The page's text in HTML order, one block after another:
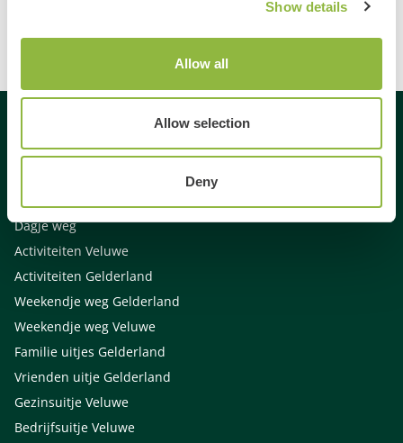
Show details
Allow all
Allow selection
Deny
Gespecialiseerd in
Dagje weg
Activiteiten Veluwe
Activiteiten Gelderland
Weekendje weg Gelderland
Weekendje weg Veluwe
Familie uitjes Gelderland
Vrienden uitje Gelderland
Gezinsuitje Veluwe
Bedrijfsuitje Veluwe